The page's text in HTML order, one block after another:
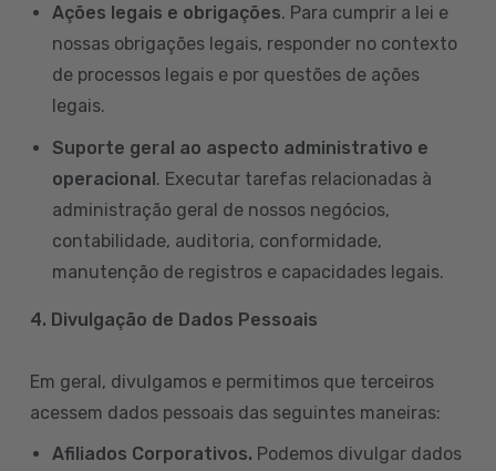
Ações legais e obrigações. Para cumprir a lei e
nossas obrigações legais, responder no contexto
de processos legais e por questões de ações
legais.
Suporte geral ao aspecto administrativo e
operacional. Executar tarefas relacionadas à
administração geral de nossos negócios,
contabilidade, auditoria, conformidade,
manutenção de registros e capacidades legais.
4. Divulgação de Dados Pessoais
Em geral, divulgamos e permitimos que terceiros
acessem dados pessoais das seguintes maneiras:
Afiliados Corporativos. Podemos divulgar dados